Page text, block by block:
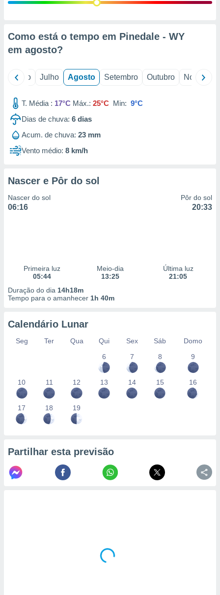
estudos
1199
Como está o tempo em Pinedale - WY
em agosto?
Junho Julho Agosto Setembro Outubro Novembro
T. Média : 17°C Máx.: 25°C Min: 9°C
Dias de chuva: 6 dias
Acum. de chuva: 23 mm
Vento médio: 8 km/h
Nascer e Pôr do sol
Nascer do sol
06:16
Pôr do sol
20:33
Primeira luz
05:44
Meio-dia
13:25
Última luz
21:05
Duração do dia 14h18m
Tempo para o amanhecer 1h 40m
Calendário Lunar
Seg Ter Qua Qui Sex Sáb
Domo
6
7 8 9
10 11 12 13 14 15 16
17 18 19
Partilhar esta previsão